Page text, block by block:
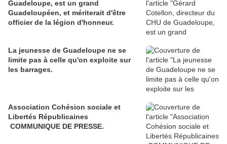
Guadeloupe, est un grand
Guadeloupéen, et mériterait d'être
officier de la légion d'honneur.
La jeunesse de Guadeloupe ne se
limite pas à celle qu'on exploite sur
les barrages.
Association Cohésion sociale et
Libertés Républicaines
COMMUNIQUE DE PRESSE.